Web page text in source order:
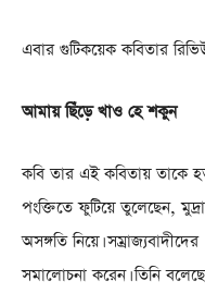
এবার গুটিকয়েক কবিতার
আমায় ছিঁড়ে খাও হে শকুন
কবি তার এই কবিতায় তাকে
পংক্তিতে ফুটিয়ে তুলেছেন,
অসঙ্গতি নিয়ে।
সমালোচনা করেন। তিনি